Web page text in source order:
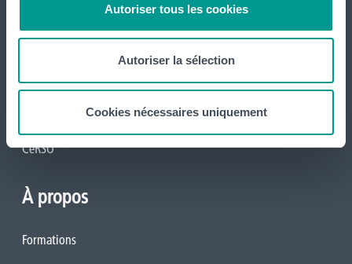
Autoriser tous les cookies
Autoriser la sélection
Cookies nécessaires uniquement
CeREF Santé
CeREF Technique
CeRSO
À propos
Formations